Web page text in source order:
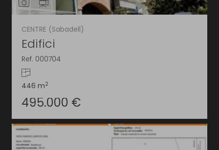
CENTRE (Sabadell)
Edifici
Ref. 000704
446 m2
495.000 €